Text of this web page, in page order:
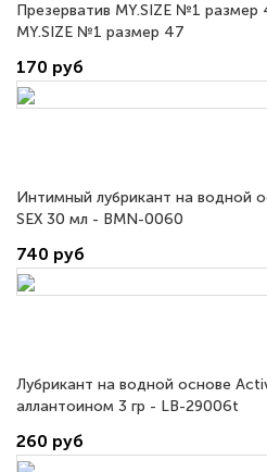
Презерватив MY.SIZE №1 размер
MY.SIZE №1 размер 47
170 руб
Интимный лубрикант на водной
SEX 30 мл - BMN-0060
740 руб
Лубрикант на водной основе
аллантоином 3 гр - LB-29006t
260 руб